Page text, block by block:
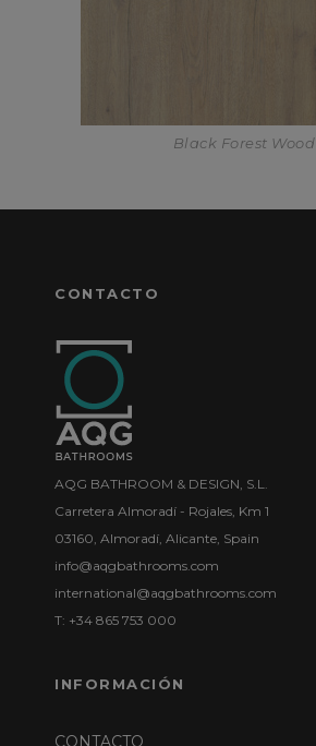
Black Forest Wood
CONTACTO
AQG BATHROOM & DESIGN, S.L.
Carretera Almoradí - Rojales, Km 1
03160, Almoradí, Alicante, Spain
info@aqgbathrooms.com
international@aqgbathrooms.com
T: +34 865 753 000
INFORMACIÓN
CONTACTO